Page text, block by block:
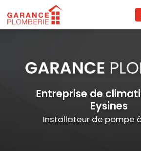
au
contenu
principal
Entreprise de
Eysines
Installateur de pompe